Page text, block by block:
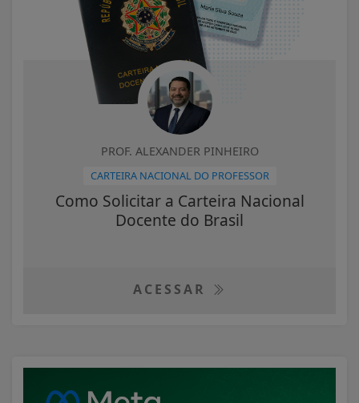
PROF. ALEXANDER PINHEIRO
CARTEIRA NACIONAL DO PROFESSOR
Como Solicitar a Carteira Nacional
Docente do Brasil
ACESSAR